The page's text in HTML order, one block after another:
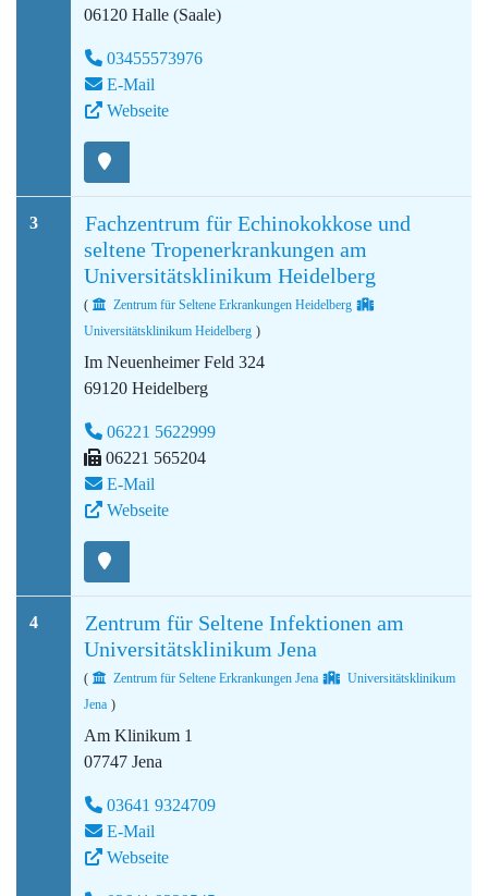
06120 Halle (Saale)
03455573976
E-Mail
Webseite
3
Fachzentrum für Echinokokkose und
seltene Tropenerkrankungen am
Universitätsklinikum Heidelberg
(
Zentrum für Seltene Erkrankungen Heidelberg
Universitätsklinikum Heidelberg )
Im Neuenheimer Feld 324
69120 Heidelberg
06221 5622999
06221 565204
E-Mail
Webseite
4
Zentrum für Seltene Infektionen am
Universitätsklinikum Jena
( Zentrum für Seltene Erkrankungen Jena
Universitätsklinikum
Jena )
Am Klinikum 1
07747 Jena
03641 9324709
E-Mail
Webseite